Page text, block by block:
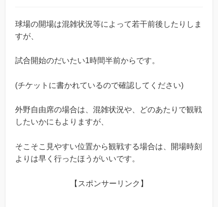
球場の開場は混雑状況等によって若干前後したりしま
すが、
試合開始のだいたい1時間半前からです。
(チケットに書かれているので確認してください)
外野自由席の場合は、混雑状況や、どのあたりで観戦
したいかにもよりますが、
そこそこ見やすい位置から観戦する場合は、開場時刻
よりは早く行ったほうがいいです。
【スポンサーリンク】